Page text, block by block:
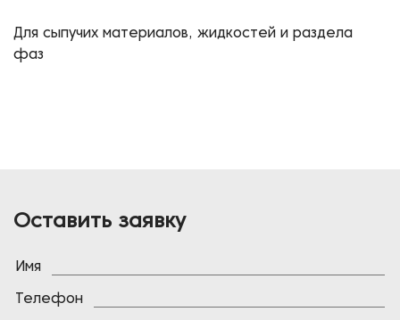
Для сыпучих материалов, жидкостей и раздела
фаз
Оставить заявку
Имя
Телефон